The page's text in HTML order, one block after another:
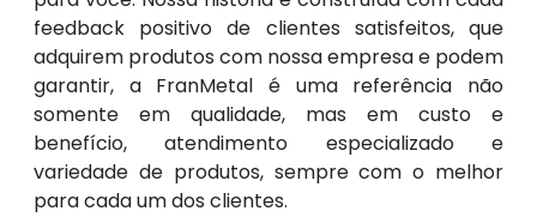
feedback positivo de clientes satisfeitos, que
adquirem produtos com nossa empresa e podem
garantir, a FranMetal é uma referência não
somente em qualidade, mas em custo e
benefício, atendimento especializado e
variedade de produtos, sempre com o melhor
para cada um dos clientes.